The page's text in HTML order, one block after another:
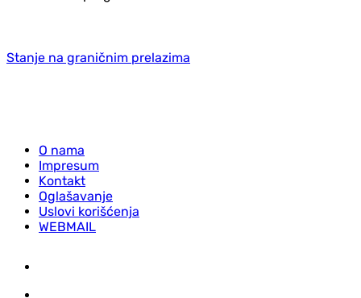
Stanje na graničnim prelazima
O nama
Impresum
Kontakt
Oglašavanje
Uslovi korišćenja
WEBMAIL